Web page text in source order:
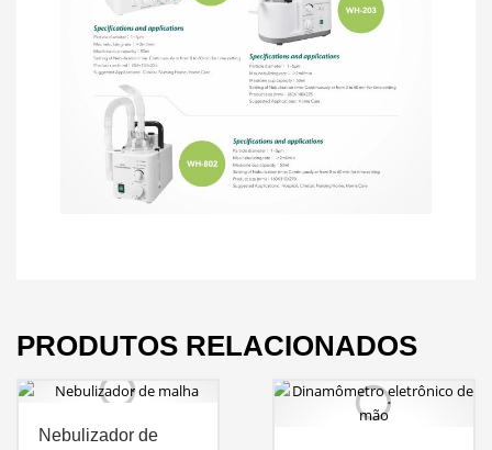
PRODUTOS RELACIONADOS
Nebulizador de